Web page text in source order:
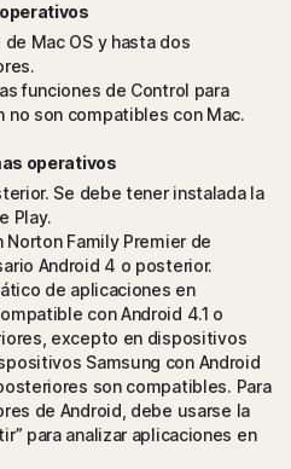
Mac OS y hasta dos
funciones de Control para
no son compatibles con Mac.
operativos
Se debe tener instalada la
Play.
Norton Family Premier de
Android 4 o posterior.
de aplicaciones en
con Android 4.1 o
excepto en dispositivos
Samsung con Android
son compatibles. Para
de Android, debe usarse la
para analizar aplicaciones en